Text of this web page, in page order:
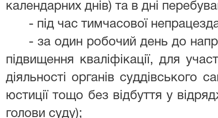
календарних днів) та в дні
- під час тимчасової
- за один робочий день до
підвищення кваліфікації, для
діяльності органів суддівського
юстиції тощо без відбуття у
голови суду);